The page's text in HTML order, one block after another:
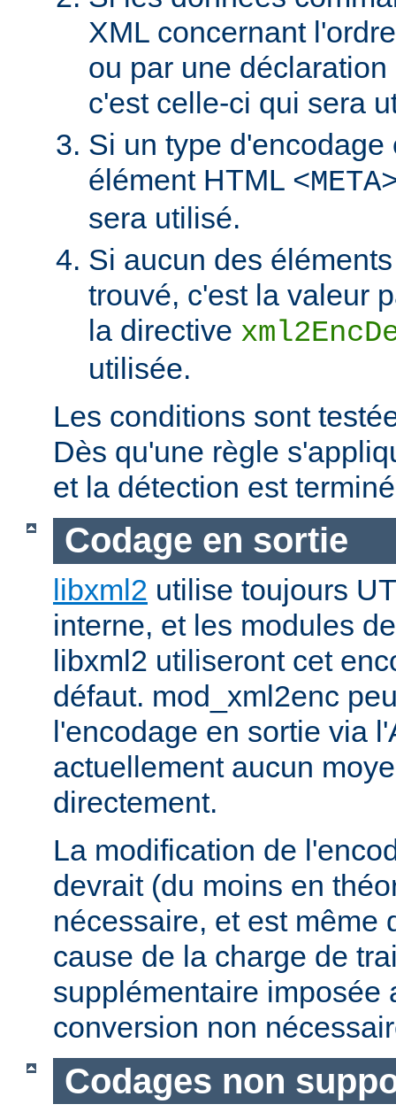
XML concernant
ou par une
c'est celle-ci qui sera
Si un type
élément HTML
sera utilisé.
Si aucun des
trouvé, c'est la valeur
la directive
utilisée.
Les conditions sont
Dès qu'une règle
et la détection est
Codage en sortie
libxml2 utilise toujours
interne, et les modules
libxml2 utiliseront cet
défaut. mod_xml2enc
l'encodage en sortie via
actuellement aucun
directement.
La modification de
devrait (du moins en
nécessaire, et est même
cause de la charge de
supplémentaire imposée
conversion non
Codages non